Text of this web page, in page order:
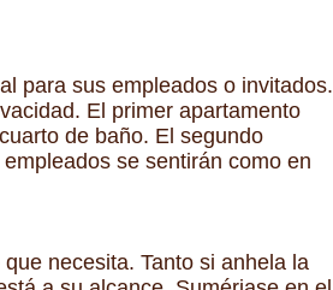
para sus empleados o invitados.
El primer apartamento
de baño. El segundo
se sentirán como en
necesita. Tanto si anhela la